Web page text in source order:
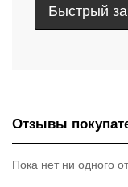
Быстрый
Отзывы
Пока нет ни одного